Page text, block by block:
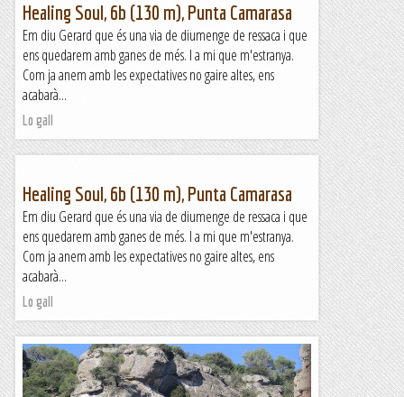
Healing Soul, 6b (130 m), Punta Camarasa
Em diu Gerard que és una via de diumenge de ressaca i que
ens quedarem amb ganes de més. I a mi que m'estranya.
Com ja anem amb les expectatives no gaire altes, ens
acabarà...
Lo gall
Healing Soul, 6b (130 m), Punta Camarasa
Em diu Gerard que és una via de diumenge de ressaca i que
ens quedarem amb ganes de més. I a mi que m'estranya.
Com ja anem amb les expectatives no gaire altes, ens
acabarà...
Lo gall